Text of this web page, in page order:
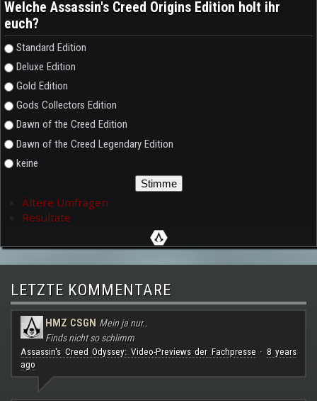
Welche Assassin's Creed Origins Edition holt ihr
euch?
Auswahlmöglichkeiten
Standard Edition
Deluxe Edition
Gold Edition
Gods Collectors Edition
Dawn of the Creed Edition
Dawn of the Creed Legendary Edition
keine
Ältere Umfragen
Resultate
LETZTE KOMMENTARE
HMZ CSGN Mein ja nur..
Finds nicht so schlimm
Assassin's Creed Odyssey: Video-Previews der Fachpresse· 8 years
ago